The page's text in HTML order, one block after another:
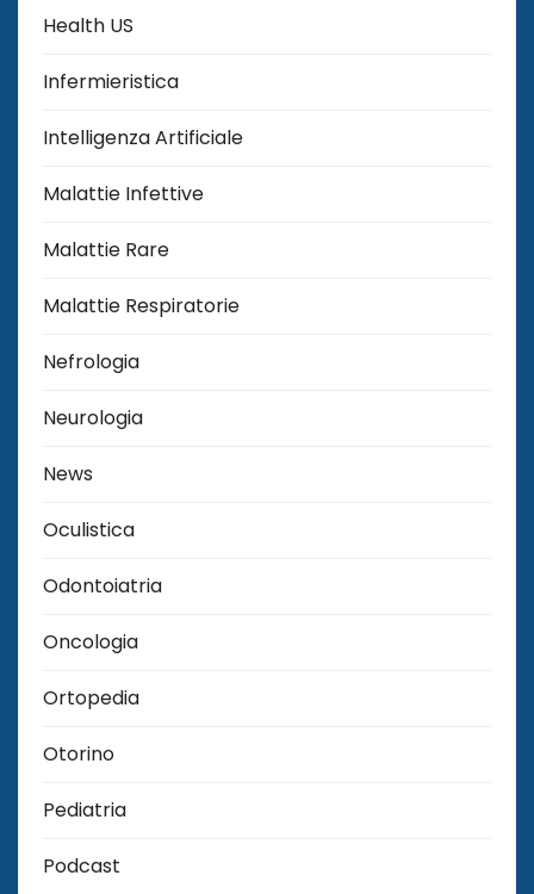
Health US
Infermieristica
Intelligenza Artificiale
Malattie Infettive
Malattie Rare
Malattie Respiratorie
Nefrologia
Neurologia
News
Oculistica
Odontoiatria
Oncologia
Ortopedia
Otorino
Pediatria
Podcast